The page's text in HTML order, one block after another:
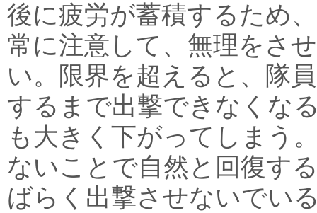
後に疲労が蓄積するため
常に注意して、無理をさ
い。限界を超えると、隊
するまで出撃できなくな
も大きく下がってしまう
ないことで自然と回復す
ばらく出撃させないでい